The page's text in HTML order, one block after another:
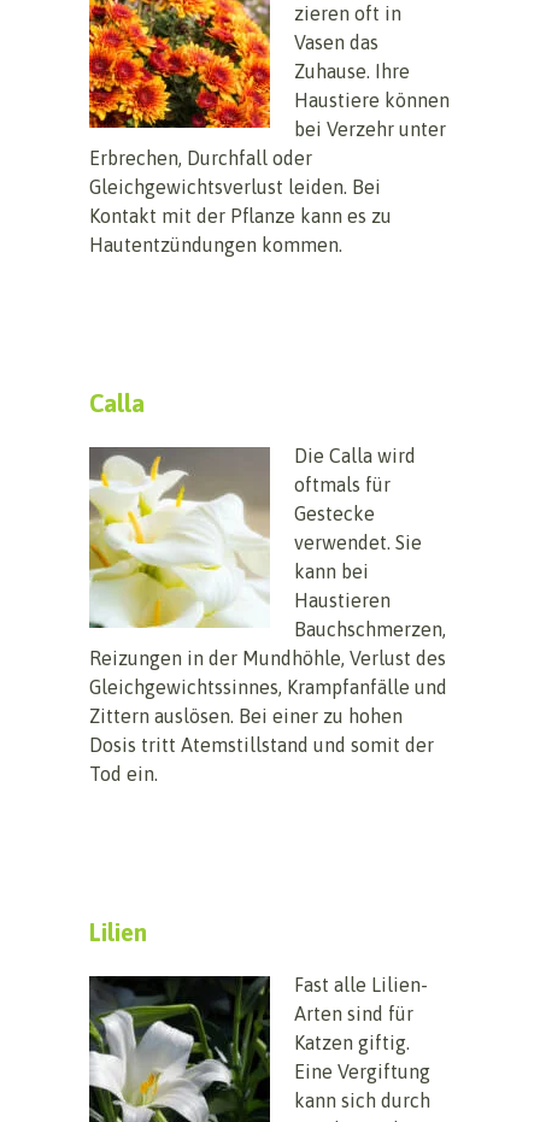
zieren oft in
Vasen das
Zuhause. Ihre
Haustiere können
bei Verzehr unter
Erbrechen, Durchfall oder
Gleichgewichtsverlust leiden. Bei
Kontakt mit der Pflanze kann es zu
Hautentzündungen kommen.
Calla
Die Calla wird
oftmals für
Gestecke
verwendet. Sie
kann bei
Haustieren
Bauchschmerzen,
Reizungen in der Mundhöhle, Verlust des
Gleichgewichtssinnes, Krampfanfälle und
Zittern auslösen. Bei einer zu hohen
Dosis tritt Atemstillstand und somit der
Tod ein.
Lilien
Fast alle Lilien-
Arten sind für
Katzen giftig.
Eine Vergiftung
kann sich durch